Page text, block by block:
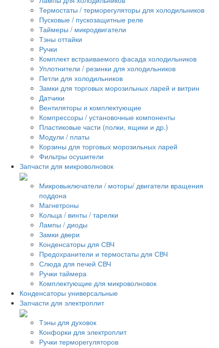
Термостаты / терморегуляторы для холодильников
Пусковые / пускозащитные реле
Таймеры / микродвигатели
Тэны оттайки
Ручки
Комплект встраиваемого фасада холодильников
Уплотнители / резинки для холодильников
Петли для холодильников
Замки для торговых морозильных ларей и витрин
Датчики
Вентиляторы и комплектующие
Компрессоры / установочные компоненты
Пластиковые части (полки, ящики и др.)
Модули / платы
Корзины для торговых морозильных ларей
Фильтры осушители
Запчасти для микроволновок
Микровыключатели / моторы/ двигатели вращения
поддона
Магнетроны
Кольца / винты / тарелки
Лампы / диоды
Замки двери
Конденсаторы для СВЧ
Предохранители и термостаты для СВЧ
Слюда для печей СВЧ
Ручки таймера
Комплектующие для микроволновок
Конденсаторы универсальные
Запчасти для электроплит
Тэны для духовок
Конфорки для электроплит
Ручки терморегуляторов